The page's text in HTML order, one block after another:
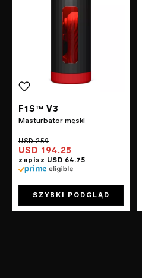
F1S™ V3
Masturbator męski
USD 194.25
SZYBKI PODGLĄD